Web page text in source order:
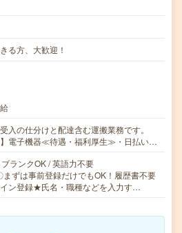
る方、大歓迎！
入の仕分けと配達含む運搬業務です。
】電子機器≪待遇・福利厚生≫・日払い…
ランクOK / 英語力不要
ずは事前登録だけでもOK！履歴書不要
ン登録★氏名・職種などを入力す…